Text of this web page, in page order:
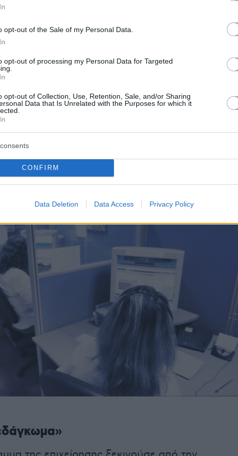
opt-out of the Sale of my Personal Data.
opt-out of processing my Personal Data for Targeted
opt-out of Collection, Use, Retention, Sale, and/or Sharing
Data that Is Unrelated with the Purposes for which it
CONFIRM
Data Deletion Data Access Privacy Policy
κέρδη, κυρίως όμως εξασφαλισμένα.
ήδη χάσει χρήματα σε ανάλογες επενδύσεις,
σύμβουλος ισχυρίζεται ότι, υπό τη δική του
μόνο θα ανακτηθούν τα χαμένα χρήματα,
τσιμπήσει το δόλωμα, ο δρόμος για την
ανοίγει. Η προσδοκία να ρεφάρουν από
βήμα παρασύρονται στη μεταφορά
δήθεν αξιόπιστη διεθνή εταιρεία επενδύσεων
κρυπτονομισμάτων κ.λπ.